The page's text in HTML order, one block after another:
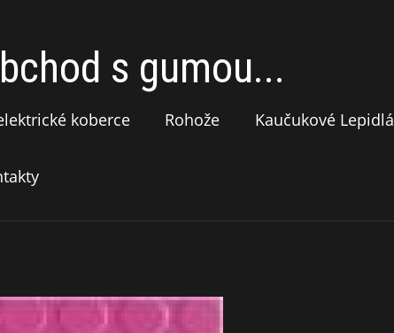
s gumou...
koberce Rohože Kaučukové Lepidlá